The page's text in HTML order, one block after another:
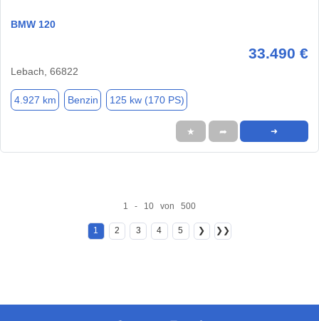
BMW 120
33.490 €
Lebach, 66822
4.927 km Benzin 125 kw (170 PS)
★ ➦ ➜
1 - 10 von 500
1 2 3 4 5 ❯ ❯❯